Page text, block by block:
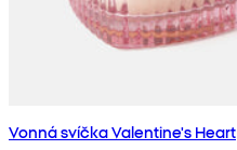
Vonná svíčka Valentine's Heart